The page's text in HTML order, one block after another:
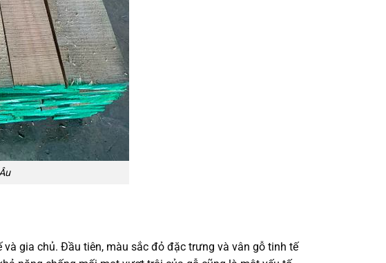
và gia chủ. Đầu tiên, màu sắc đỏ đặc trưng và vân gỗ tinh tế